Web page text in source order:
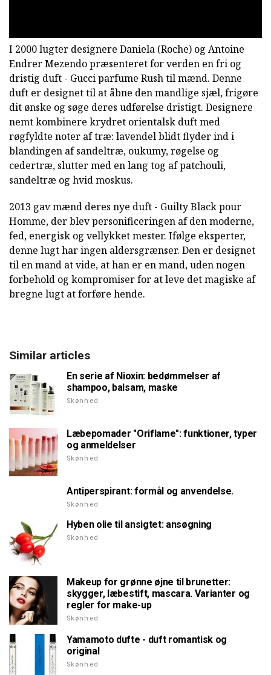
I 2000 lugter designere Daniela (Roche) og Antoine
Endrer Mezendo præsenteret for verden en fri og
dristig duft - Gucci parfume Rush til mænd. Denne
duft er designet til at åbne den mandlige sjæl, frigøre
dit ønske og søge deres udførelse dristigt. Designere
nemt kombinere krydret orientalsk duft med
røgfyldte noter af træ: lavendel blidt flyder ind i
blandingen af sandeltræ, oukumy, røgelse og
cedertræ, slutter med en lang tog af patchouli,
sandeltræ og hvid moskus.
2013 gav mænd deres nye duft - Guilty Black pour
Homme, der blev personificeringen af den moderne,
fed, energisk og vellykket mester. Ifølge eksperter,
denne lugt har ingen aldersgrænser. Den er designet
til en mand at vide, at han er en mand, uden nogen
forbehold og kompromiser for at leve det magiske af
bregne lugt at forføre hende.
Similar articles
En serie af Nioxin: bedømmelser af
shampoo, balsam, maske
Skønhed
Læbepomader "Oriflame": funktioner, typer
og anmeldelser
Skønhed
Antiperspirant: formål og anvendelse.
Skønhed
Hyben olie til ansigtet: ansøgning
Skønhed
Makeup for grønne øjne til brunetter:
skygger, læbestift, mascara. Varianter og
regler for make-up
Skønhed
Yamamoto dufte - duft romantisk og
original
Skønhed